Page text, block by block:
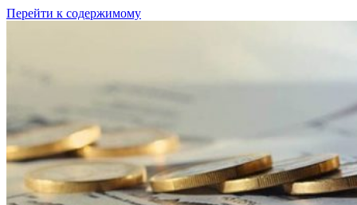
Перейти к содержимому